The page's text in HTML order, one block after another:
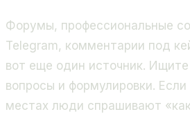
Форумы, профессиональные
Telegram, комментарии под
вот еще один источник.
вопросы и формулировки. Если
местах люди спрашивают